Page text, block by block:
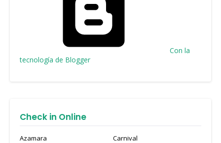
Con la
tecnología de Blogger
Check in Online
Azamara
Carnival